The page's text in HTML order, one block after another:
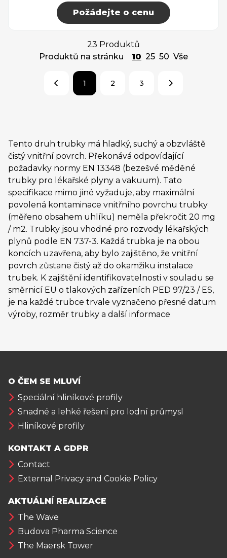
Požádejte o cenu
23 Produktů
Produktů na stránku
10 25 50 Vše
1 2 3
Tento druh trubky má hladký, suchý a obzvláště
čistý vnitřní povrch. Překonává odpovídající
požadavky normy EN 13348 (bezešvé měděné
trubky pro lékařské plyny a vakuum). Tato
specifikace mimo jiné vyžaduje, aby maximální
povolená kontaminace vnitřního povrchu trubky
(měřeno obsahem uhlíku) neměla překročit 20 mg
/ m2. Trubky jsou vhodné pro rozvody lékařských
plynů podle EN 737-3. Každá trubka je na obou
koncích uzavřena, aby bylo zajištěno, že vnitřní
povrch zůstane čistý až do okamžiku instalace
trubek. K zajištění identifikovatelnosti v souladu se
směrnicí EU o tlakových zařízeních PED 97/23 / ES,
je na každé trubce trvale vyznačeno přesné datum
výroby, rozměr trubky a další informace
O ČEM SE MLUVÍ
Speciální hliníkové profily
Snadné a lehké řešení pro lodní průmysl
Hliníkové profily
KONTAKT A GDPR
Contact
External Privacy and Cookie Policy
AKTUÁLNÍ REALIZACE
The Wave
Budova Pharma Science
The Maersk Tower